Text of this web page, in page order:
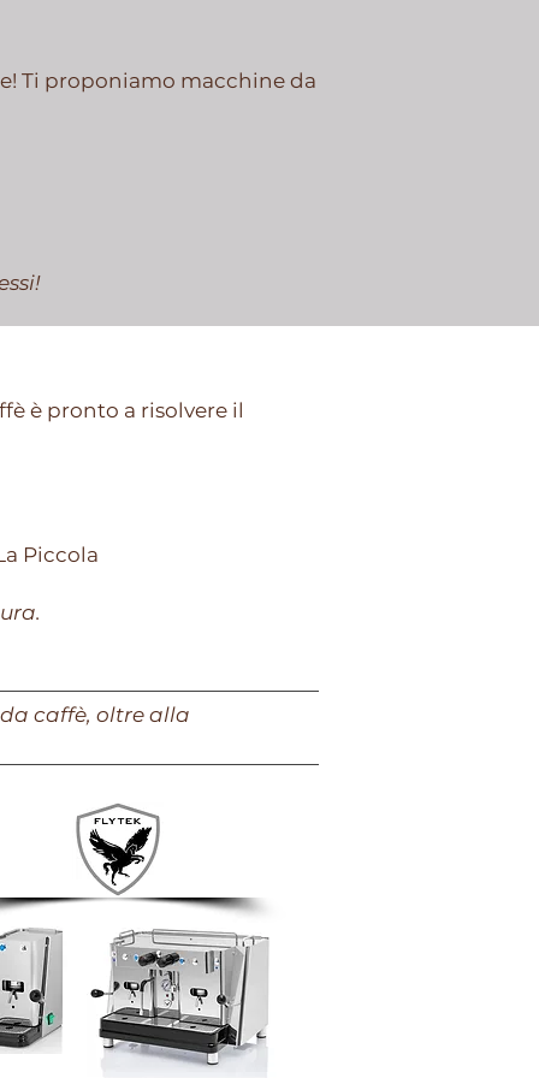
Ti proponiamo macchine da
è pronto a risolvere il
Piccola
caffè, oltre alla